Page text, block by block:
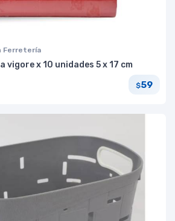
Ferretería
x 10 unidades 5 x 17 cm
$59